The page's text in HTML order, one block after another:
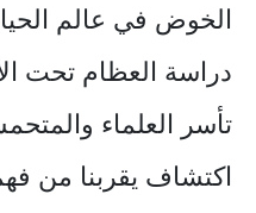
الخوض في عالم
دراسة العظام تحت
تأسر العلماء
اكتشاف يقربنا من